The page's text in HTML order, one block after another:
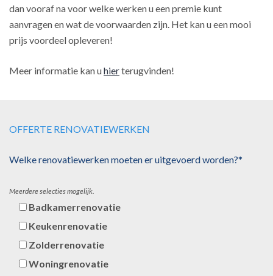
dan vooraf na voor welke werken u een premie kunt
aanvragen en wat de voorwaarden zijn. Het kan u een mooi
prijs voordeel opleveren!
Meer informatie kan uhierterugvinden!
OFFERTE RENOVATIEWERKEN
Welke renovatiewerken moeten er uitgevoerd worden?*
Meerdere selecties mogelijk.
Badkamerrenovatie
Keukenrenovatie
Zolderrenovatie
Woningrenovatie